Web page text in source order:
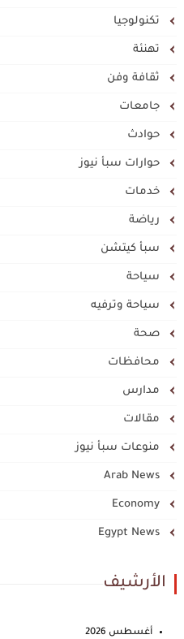
تكنولوجيا
تهنئة
ثقافة وفن
جامعات
حوادث
حوارات سبأ نيوز
خدمات
رياضة
سبأ كيتشن
سياحة
سياحة وترفيه
صحة
محافظات
مدارس
مقالات
منوعات سبأ نيوز
Arab News
Economy
Egypt News
الأرشيف
أغسطس 2026